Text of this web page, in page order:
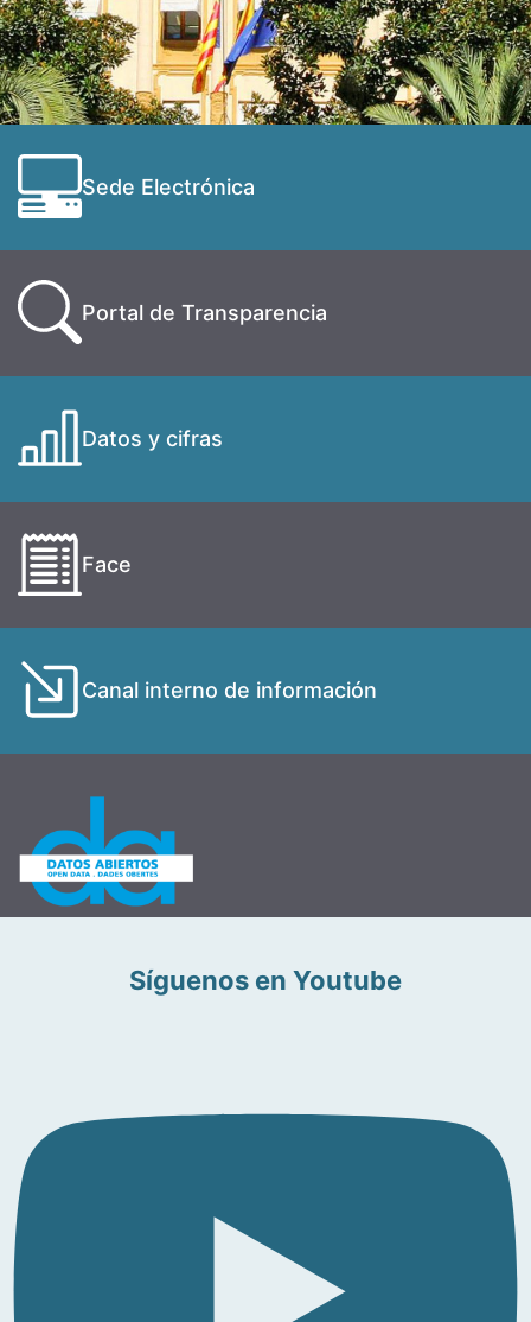
Sede Electrónica
Portal de Transparencia
Datos y cifras
Face
Canal interno de información
Síguenos en Youtube